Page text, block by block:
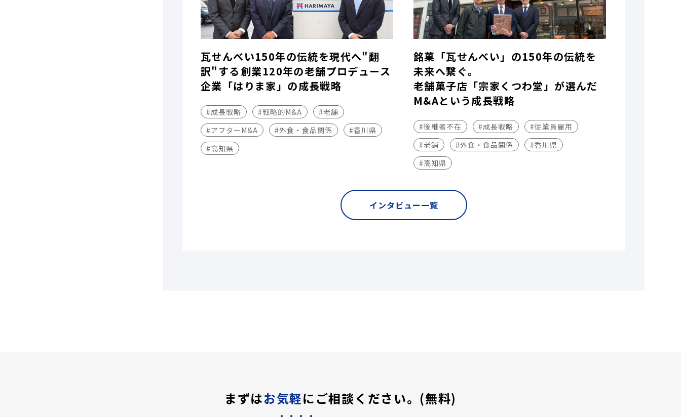
瓦せんべい150年の伝統を現代へ"翻
訳"する――創業120年の老舗プロデュース
企業「はりま家」の成長戦略
#成長戦略 #戦略的M&A
#老舗
#アフターM&A
#外食・食品関係
#香川県
#高知県
銘菓「瓦せんべい」の150年の伝統を
未来へ繋ぐ。
老舗菓子店「宗家くつわ堂」が選んだ
M&Aという成長戦略
#後継者不在 #成長戦略
#従業員雇用
#老舗
#外食・食品関係
#香川県
#高知県
インタビュー一覧
まずはお気軽にご相談ください。(無料)